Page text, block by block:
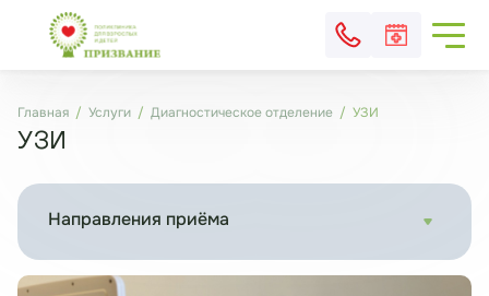
Главная Услуги Диагностическое отделение УЗИ
УЗИ
Направления приёма